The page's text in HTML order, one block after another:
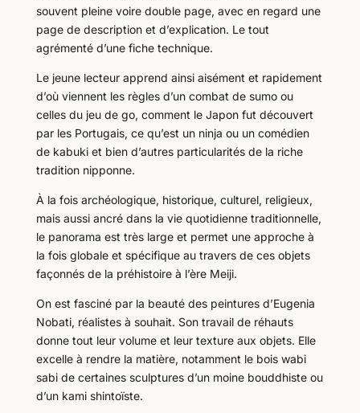
souvent pleine voire double page, avec en regard une
page de description et d’explication. Le tout
agrémenté d’une fiche technique.
Le jeune lecteur apprend ainsi aisément et rapidement
d’où viennent les règles d’un combat de sumo ou
celles du jeu de go, comment le Japon fut découvert
par les Portugais, ce qu’est un ninja ou un comédien
de kabuki et bien d’autres particularités de la riche
tradition nipponne.
À la fois archéologique, historique, culturel, religieux,
mais aussi ancré dans la vie quotidienne traditionnelle,
le panorama est très large et permet une approche à
la fois globale et spécifique au travers de ces objets
façonnés de la préhistoire à l’ère Meiji.
On est fasciné par la beauté des peintures d’Eugenia
Nobati, réalistes à souhait. Son travail de réhauts
donne tout leur volume et leur texture aux objets. Elle
excelle à rendre la matière, notamment le bois wabi
sabi de certaines sculptures d’un moine bouddhiste ou
d’un kami shintoïste.